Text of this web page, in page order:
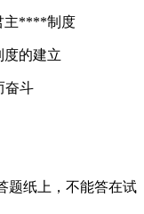
主****制度
度的建立
奋斗
题纸上，不能答在试